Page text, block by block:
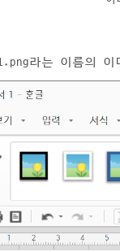
라는 이름의 이